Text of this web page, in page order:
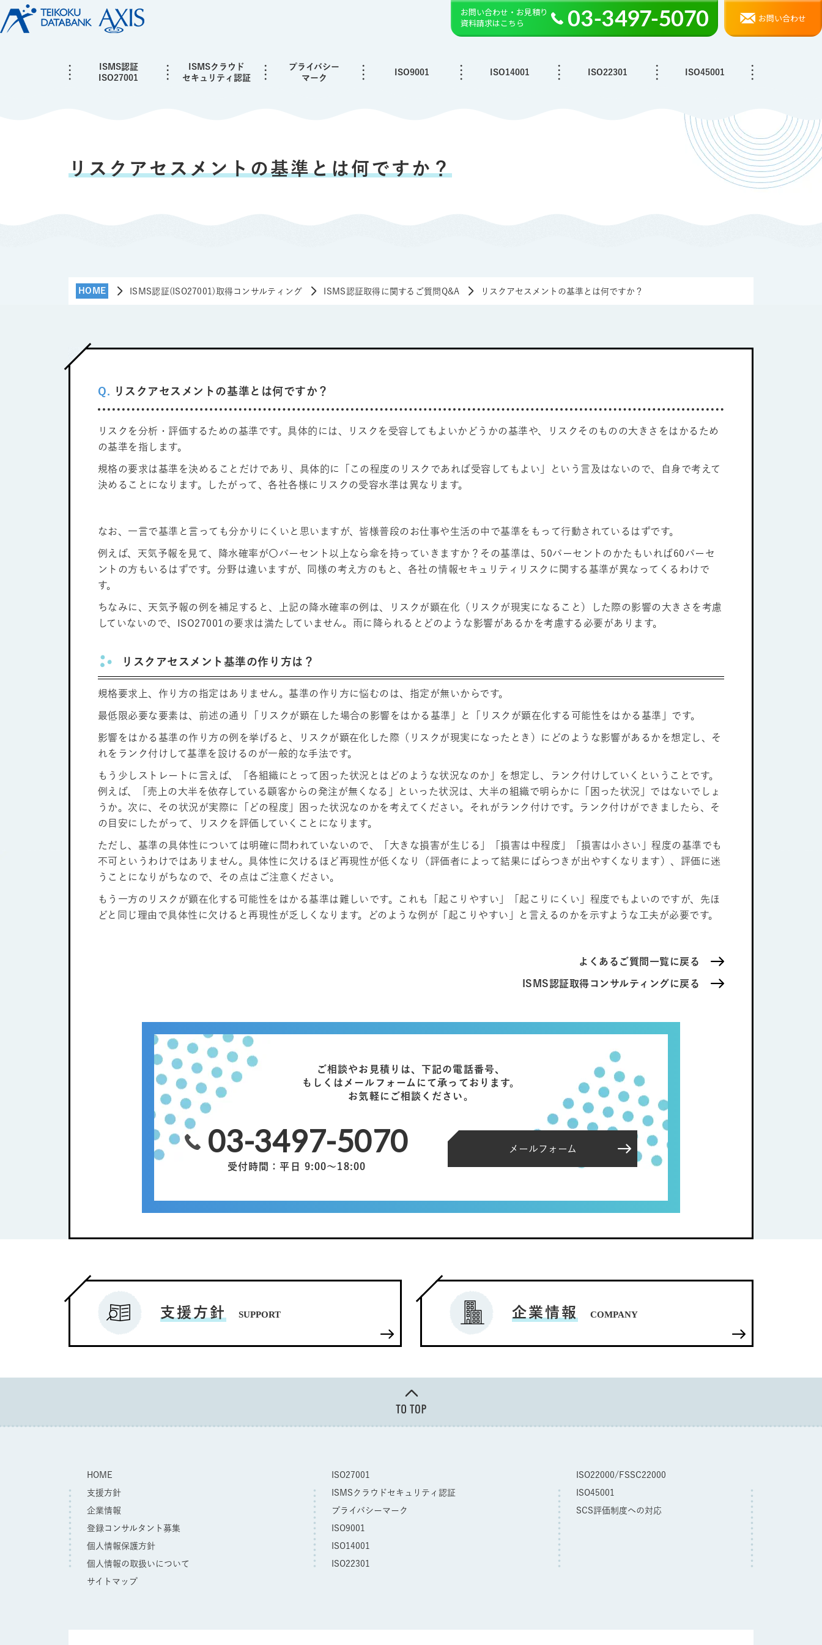
お問い合わせ・お見積り
資料請求はこちら
お問い合わせ
ISMS認証
ISO27001
ISMSクラウド
セキュリティ認証
プライバシー
マーク
ISO9001 ISO14001 ISO22301 ISO45001
リスクアセスメントの基準とは何ですか？
HOME ISMS認証(ISO27001)取得コンサルティング ISMS認証取得に関するご質問Q&A リスクアセスメントの基準とは何ですか？
Q. リスクアセスメントの基準とは何ですか？
リスクを分析・評価するための基準です。具体的には、リスクを受容してもよいかどうかの基準や、リスクそのものの大きさをはかるため
の基準を指します。
規格の要求は基準を決めることだけであり、具体的に「この程度のリスクであれば受容してもよい」という言及はないので、自身で考えて
決めることになります。したがって、各社各様にリスクの受容水準は異なります。
なお、一言で基準と言っても分かりにくいと思いますが、皆様普段のお仕事や生活の中で基準をもって行動されているはずです。
例えば、天気予報を見て、降水確率が〇パーセント以上なら傘を持っていきますか？その基準は、50パーセントのかたもいれば60パーセ
ントの方もいるはずです。分野は違いますが、同様の考え方のもと、各社の情報セキュリティリスクに関する基準が異なってくるわけで
す。
ちなみに、天気予報の例を補足すると、上記の降水確率の例は、リスクが顕在化（リスクが現実になること）した際の影響の大きさを考慮
していないので、ISO27001の要求は満たしていません。雨に降られるとどのような影響があるかを考慮する必要があります。
リスクアセスメント基準の作り方は？
規格要求上、作り方の指定はありません。基準の作り方に悩むのは、指定が無いからです。
最低限必要な要素は、前述の通り「リスクが顕在した場合の影響をはかる基準」と「リスクが顕在化する可能性をはかる基準」です。
影響をはかる基準の作り方の例を挙げると、リスクが顕在化した際（リスクが現実になったとき）にどのような影響があるかを想定し、そ
れをランク付けして基準を設けるのが一般的な手法です。
もう少しストレートに言えば、「各組織にとって困った状況とはどのような状況なのか」を想定し、ランク付けしていくということです。
例えば、「売上の大半を依存している顧客からの発注が無くなる」といった状況は、大半の組織で明らかに「困った状況」ではないでしょ
うか。次に、その状況が実際に「どの程度」困った状況なのかを考えてください。それがランク付けです。ランク付けができましたら、そ
の目安にしたがって、リスクを評価していくことになります。
ただし、基準の具体性については明確に問われていないので、「大きな損害が生じる」「損害は中程度」「損害は小さい」程度の基準でも
不可というわけではありません。具体性に欠けるほど再現性が低くなり（評価者によって結果にばらつきが出やすくなります）、評価に迷
うことになりがちなので、その点はご注意ください。
もう一方のリスクが顕在化する可能性をはかる基準は難しいです。これも「起こりやすい」「起こりにくい」程度でもよいのですが、先ほ
どと同じ理由で具体性に欠けると再現性が乏しくなります。どのような例が「起こりやすい」と言えるのかを示すような工夫が必要です。
よくあるご質問一覧に戻る
ISMS認証取得コンサルティングに戻る
ご相談やお見積りは、下記の電話番号、
もしくはメールフォームにて承っております。
お気軽にご相談ください。
03-3497-5070
受付時間：平日 9:00～18:00
メールフォーム
支援方針 SUPPORT 企業情報 COMPANY
HOME
支援方針
企業情報
登録コンサルタント募集
個人情報保護方針
個人情報の取扱いについて
サイトマップ
ISO27001
ISMSクラウドセキュリティ認証
プライバシーマーク
ISO9001
ISO14001
ISO22301
ISO22000/FSSC22000
ISO45001
SCS評価制度への対応